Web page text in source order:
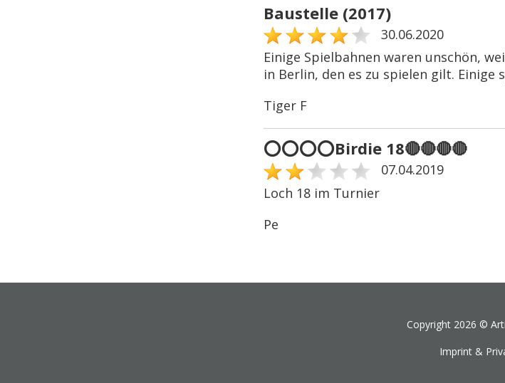
Baustelle (2017)
30.06.2020
Einige Spielbahnen waren unschön,
in Berlin, den es zu spielen gilt. Einige
Tiger F
⭕️⭕️⭕️⭕️Birdie 18🔴🔴🔴🔴
07.04.2019
Loch 18 im Turnier
Pe
Copyright 2026 ©
Imprint &